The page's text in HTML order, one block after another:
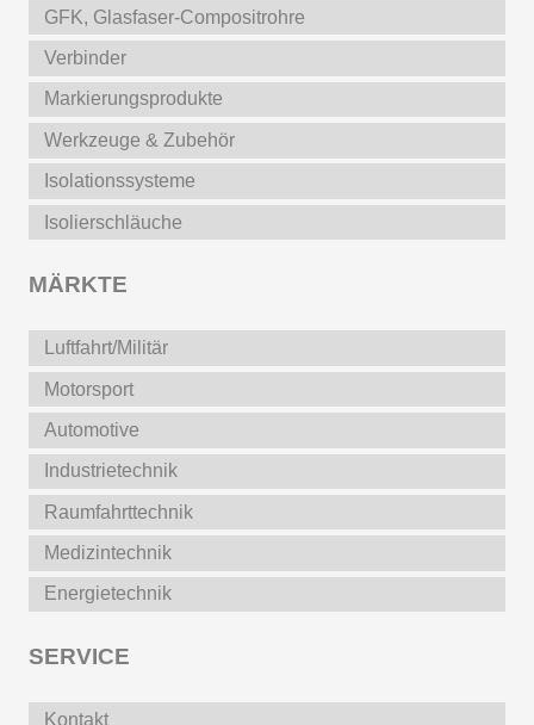
GFK, Glasfaser-Compositrohre
Verbinder
Markierungsprodukte
Werkzeuge & Zubehör
Isolationssysteme
Isolierschläuche
MÄRKTE
Luftfahrt/Militär
Motorsport
Automotive
Industrietechnik
Raumfahrttechnik
Medizintechnik
Energietechnik
SERVICE
Kontakt